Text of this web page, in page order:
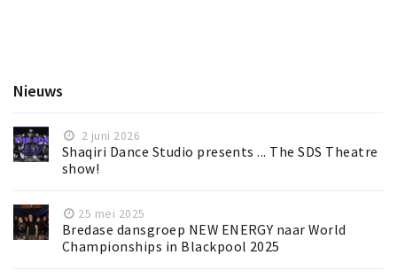
Nieuws
2 juni 2026
Shaqiri Dance Studio presents ... The SDS Theatre
show!
25 mei 2025
Bredase dansgroep NEW ENERGY naar World
Championships in Blackpool 2025